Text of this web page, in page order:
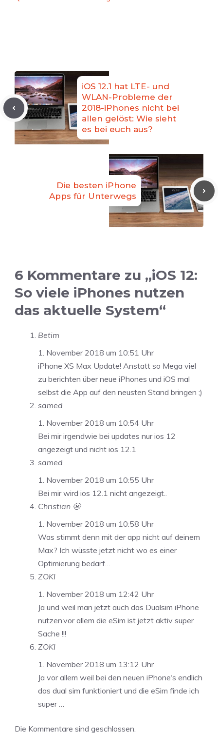
iOS 12.1 hat LTE- und
WLAN-Probleme der
2018-iPhones nicht bei
allen gelöst: Wie sieht
es bei euch aus?
Die besten iPhone
Apps für Unterwegs
6 Kommentare zu „iOS 12:
So viele iPhones nutzen
das aktuelle System“
Betim
1. November 2018 um 10:51 Uhr
iPhone XS Max Update! Anstatt so Mega viel
zu berichten über neue iPhones und iOS mal
selbst die App auf den neusten Stand bringen ;)
samed
1. November 2018 um 10:54 Uhr
Bei mir irgendwie bei updates nur ios 12
angezeigt und nicht ios 12.1
samed
1. November 2018 um 10:55 Uhr
Bei mir wird ios 12.1 nicht angezeigt..
Christian 😬
1. November 2018 um 10:58 Uhr
Was stimmt denn mit der app nicht auf deinem
Max? Ich wüsste jetzt nicht wo es einer
Optimierung bedarf…
ZOKI
1. November 2018 um 12:42 Uhr
Ja und weil man jetzt auch das Dualsim iPhone
nutzen,vor allem die eSim ist jetzt aktiv super
Sache !!!
ZOKI
1. November 2018 um 13:12 Uhr
Ja vor allem weil bei den neuen iPhone‘s endlich
das dual sim funktioniert und die eSim finde ich
super …
Die Kommentare sind geschlossen.